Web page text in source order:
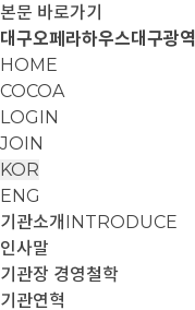
본문 바로가기
대구오페라하우스대구광
HOME
COCOA
LOGIN
JOIN
KOR
ENG
기관소개 INTRODUCE
인사말
기관장 경영철학
기관연혁